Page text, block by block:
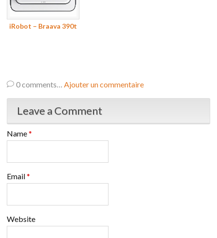
iRobot – Braava 390t
0comments… Ajouter un commentaire
Leave a Comment
Name*
Email*
Website